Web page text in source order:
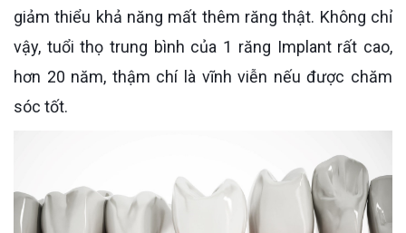
giảm thiểu khả năng mất thêm răng thật. Không chỉ
vậy, tuổi thọ trung bình của 1 răng Implant rất cao,
hơn 20 năm, thậm chí là vĩnh viễn nếu được chăm
sóc tốt.